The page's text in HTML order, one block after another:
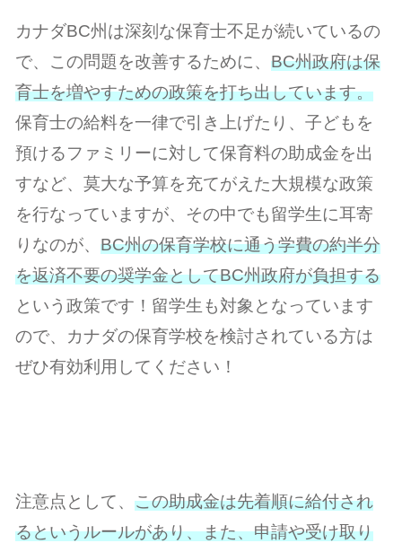
カナダBC州は深刻な保育士不足が続いているの
で、この問題を改善するために、BC州政府は保
育士を増やすための政策を打ち出しています。
保育士の給料を一律で引き上げたり、子どもを
預けるファミリーに対して保育料の助成金を出
すなど、莫大な予算を充てがえた大規模な政策
を行なっていますが、その中でも留学生に耳寄
りなのが、BC州の保育学校に通う学費の約半分
を返済不要の奨学金としてBC州政府が負担する
という政策です！留学生も対象となっています
ので、カナダの保育学校を検討されている方は
ぜひ有効利用してください！
注意点として、この助成金は先着順に給付され
るというルールがあり、また、申請や受け取り